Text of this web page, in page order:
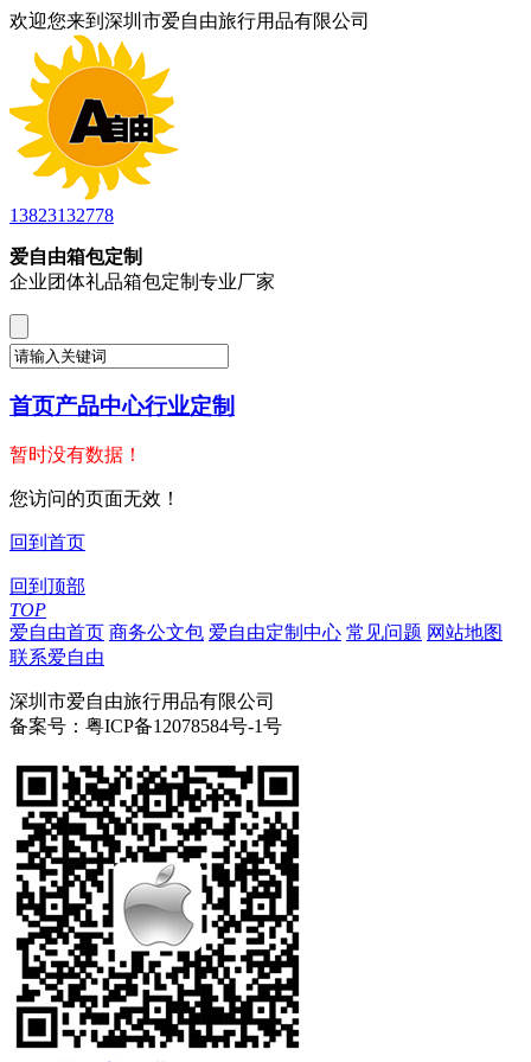
欢迎您来到深圳市爱自由旅行用品有限公司
13823132778
爱自由箱包定制
企业团体礼品箱包定制专业厂家
首页产品中心行业定制
暂时没有数据！
您访问的页面无效！
回到首页
回到顶部
TOP
爱自由首页 商务公文包 爱自由定制中心 常见问题 网站地图
联系爱自由
深圳市爱自由旅行用品有限公司
备案号：粤ICP备12078584号-1号